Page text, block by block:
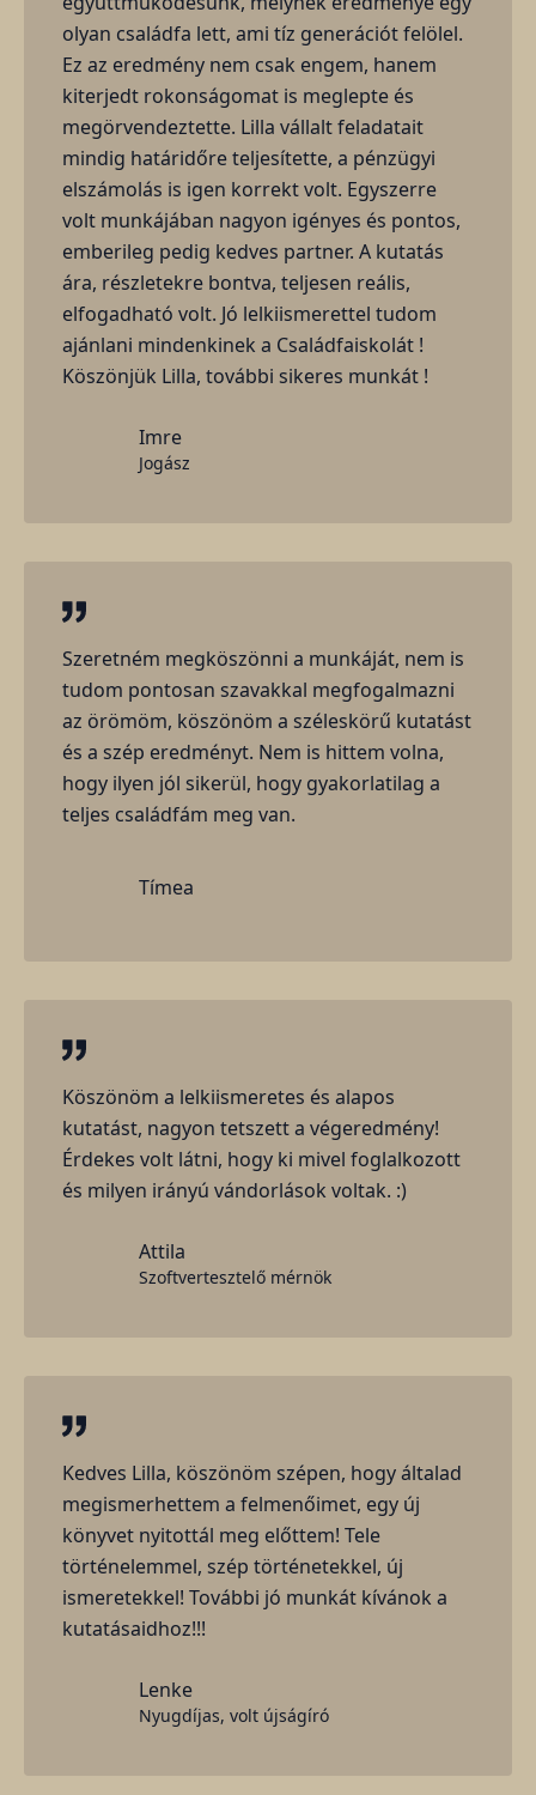
olyan családfa lett, ami tíz generációt felölel.
Ez az eredmény nem csak engem, hanem
kiterjedt rokonságomat is meglepte és
megörvendeztette. Lilla vállalt feladatait
mindig határidőre teljesítette, a pénzügyi
elszámolás is igen korrekt volt. Egyszerre
volt munkájában nagyon igényes és pontos,
emberileg pedig kedves partner. A kutatás
ára, részletekre bontva, teljesen reális,
elfogadható volt. Jó lelkiismerettel tudom
ajánlani mindenkinek a Családfaiskolát !
Köszönjük Lilla, további sikeres munkát !
Imre
Jogász
Szeretném megköszönni a munkáját, nem is
tudom pontosan szavakkal megfogalmazni
az örömöm, köszönöm a széleskörű kutatást
és a szép eredményt. Nem is hittem volna,
hogy ilyen jól sikerül, hogy gyakorlatilag a
teljes családfám meg van.
Tímea
Köszönöm a lelkiismeretes és alapos
kutatást, nagyon tetszett a végeredmény!
Érdekes volt látni, hogy ki mivel foglalkozott
és milyen irányú vándorlások voltak. :)
Attila
Szoftvertesztelő mérnök
Kedves Lilla, köszönöm szépen, hogy általad
megismerhettem a felmenőimet, egy új
könyvet nyitottál meg előttem! Tele
történelemmel, szép történetekkel, új
ismeretekkel! További jó munkát kívánok a
kutatásaidhoz!!!
Lenke
Nyugdíjas, volt újságíró